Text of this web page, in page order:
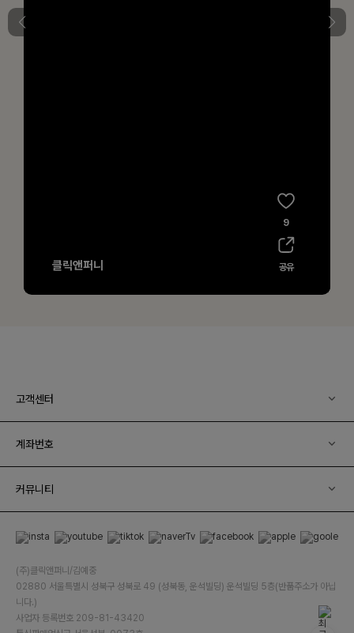
고객센터
계좌번호
커뮤니티
(주)클릭앤퍼니/김예중
02880 서울특별시 성북구 성북로 49 (성북동, 운석빌딩) 운석빌딩 5층(반품주소가 아닙
니다.)
사업자 등록번호 209-81-43420